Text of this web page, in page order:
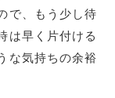
で、もう少し待
は早く片付ける
な気持ちの余裕